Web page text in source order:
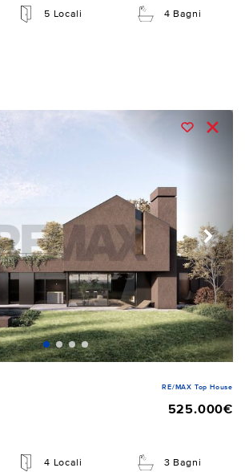
5 Locali 4 Bagni
RE/MAX Top House
525.000€
4 Locali 3 Bagni